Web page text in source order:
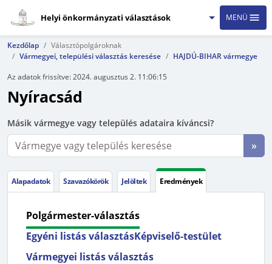
Helyi önkormányzati választások MENÜ
Kezdőlap
Választópolgároknak
Vármegyei, települési választás keresése
HAJDÚ-BIHAR vármegye
Az adatok frissítve:2024. augusztus 2. 11:06:15
Nyíracsád
Másik vármegye vagy település adataira kíváncsi?
»
Alapadatok Szavazókörök Jelöltek Eredmények
Polgármester-választás
Egyéni listás választásKépviselő-testület
Vármegyei listás választás